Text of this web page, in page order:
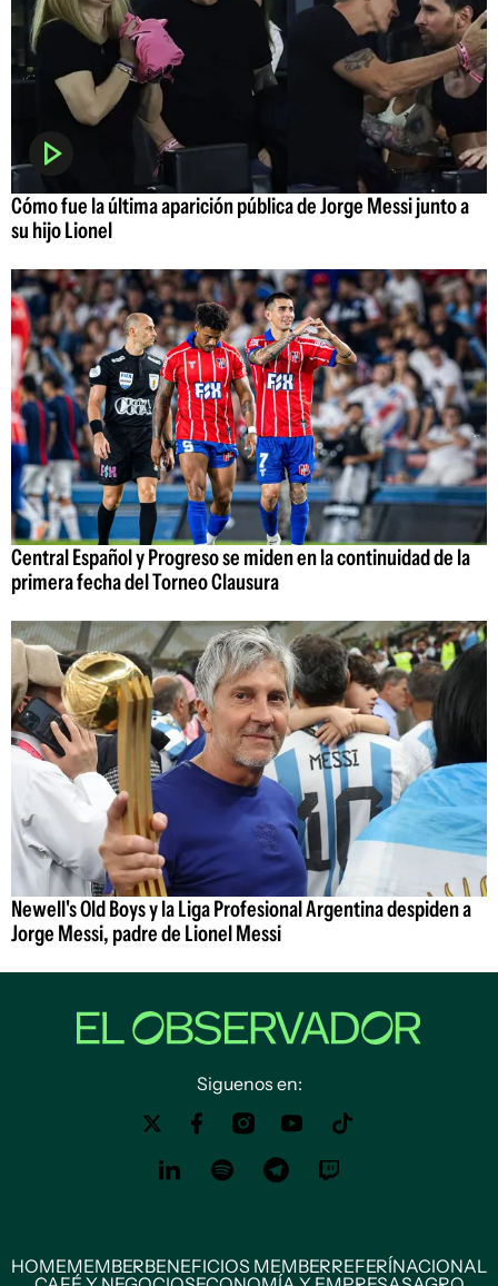
Cómo fue la última aparición pública de Jorge Messi junto a
su hijo Lionel
Central Español y Progreso se miden en la continuidad de la
primera fecha del Torneo Clausura
Newell's Old Boys y la Liga Profesional Argentina despiden a
Jorge Messi, padre de Lionel Messi
Siguenos en:
HOMEMEMBERBENEFICIOS MEMBERREFERÍNACIONAL